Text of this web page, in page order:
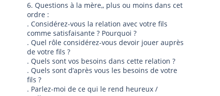
6. Questions à la mère,, plus ou moins dans cet
ordre :
. Considérez-vous la relation avec votre fils
comme satisfaisante ? Pourquoi ?
. Quel rôle considérez-vous devoir jouer auprès
de votre fils ?
. Quels sont vos besoins dans cette relation ?
. Quels sont d’après vous les besoins de votre
fils ?
. Parlez-moi de ce qui le rend heureux /